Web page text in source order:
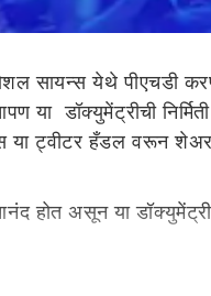
सायन्स येथे पीएचडी
या डॉक्युमेंट्रीची
या ट्वीटर हँडल वरून
आनंद होत असून या